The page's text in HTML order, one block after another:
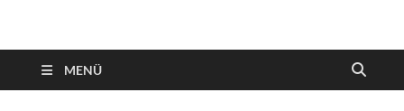
Compagnie de Boule
MENÜ